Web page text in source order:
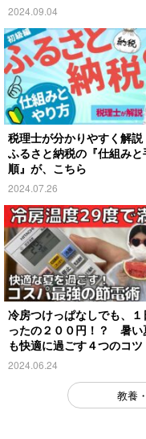
2024.09.04
税理士が分かりやすく解
ふるさと納税の『仕組みと
順』が、こちら
2024.07.26
冷房つけっぱなしでも、１
ったの２００円！？ 暑い
も快適に過ごす４つのコツ
2024.06.24
教養